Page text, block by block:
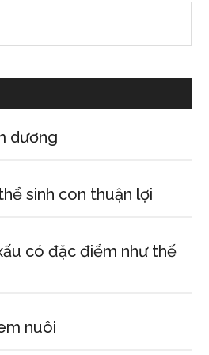
dương
sinh con thuận lợi
có đặc điểm như thế
nuôi